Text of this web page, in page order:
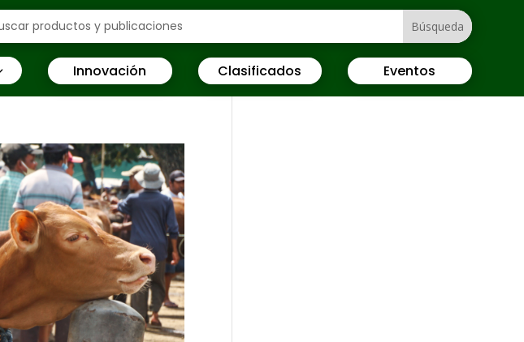
Innovación Clasificados Eventos